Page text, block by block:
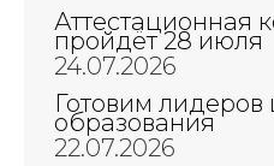
Аттестационная
пройдёт 28 июля
24.07.2026
Готовим лидеров
образования
22.07.2026